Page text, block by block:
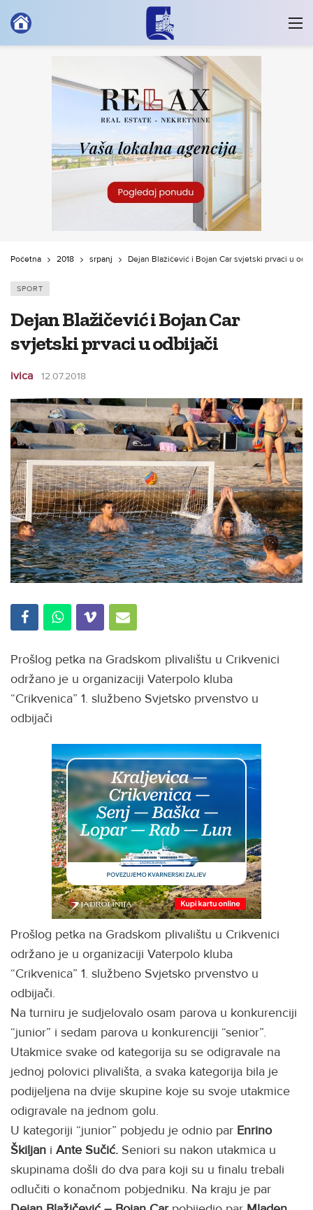
Početna 2018 srpanj Dejan Blažičević i Bojan Car svjetski prvaci u
SPORT
Dejan Blažičević i Bojan Car
svjetski prvaci u odbijači
ivica 12.07.2018
Prošlog petka na Gradskom plivalištu u Crikvenici
održano je u organizaciji Vaterpolo kluba
“Crikvenica” 1. službeno Svjetsko prvenstvo u
odbijači
Prošlog petka na Gradskom plivalištu u Crikvenici
održano je u organizaciji Vaterpolo kluba
“Crikvenica” 1. službeno Svjetsko prvenstvo u
odbijači.
Na turniru je sudjelovalo osam parova u konkurenciji
“junior” i sedam parova u konkurenciji “senior”.
Utakmice svake od kategorija su se odigravale na
jednoj polovici plivališta, a svaka kategorija bila je
podijeljena na dvije skupine koje su svoje utakmice
odigravale na jednom golu.
U kategoriji “junior” pobjedu je odnio par Enrino
Škiljan i Ante Sučić. Seniori su nakon utakmica u
skupinama došli do dva para koji su u finalu trebali
odlučiti o konačnom pobjedniku. Na kraju je par